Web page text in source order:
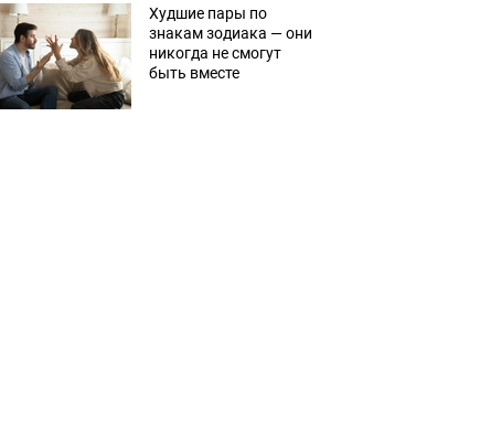
Худшие пары по
знакам зодиака — они
никогда не смогут
быть вместе